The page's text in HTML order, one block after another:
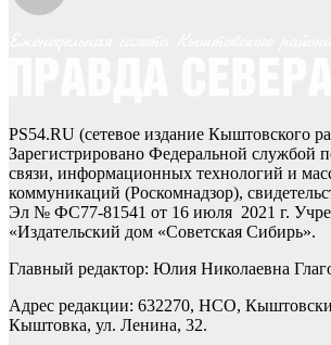
PS54.RU (сетевое издание Кыштовского
Зарегистрировано Федеральной службой
связи, информационных технологий и
коммуникаций (Роскомнадзор),
Эл № ФС77-81541 от 16 июля 2021 г.
«Издательский дом «Советская Сибирь».
Главный редактор: Юлия Николаевна
Адрес редакции: 632270, НСО,
Кыштовка, ул. Ленина, 32.